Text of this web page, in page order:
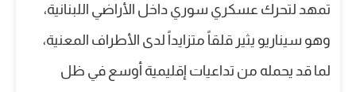
تمهد لتحرك عسكري سوري داخل الأراضي اللبنانية،
وهو سيناريو يثير قلقاً متزايداً لدى الأطراف المعنية،
لما قد يحمله من تداعيات إقليمية أوسع في ظل